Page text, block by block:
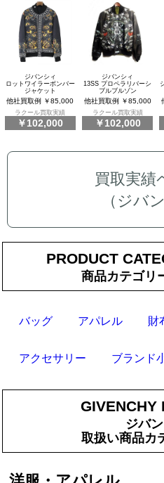
ジバンシィ
ロットワイラーボンバー
ジャケット
他社買取例 ￥85,000
ラクール買取実績
￥102,000
ジバンシィ
13SS プロペラリバーシ
ブルブルゾン
他社買取例 ￥85,000
ラクール買取実績
￥102,000
買取実績
（ジバ
PRODUCT
商品カテゴリ
バッグ アパレル 財
アクセサリー ブランド
GIVENCHY
ジバ
取扱い商品カ